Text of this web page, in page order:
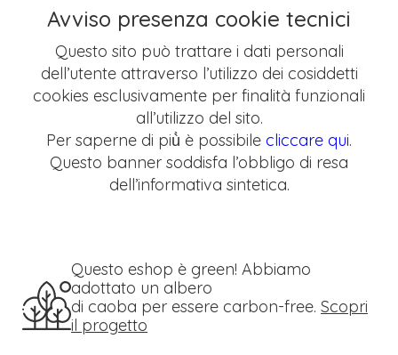
Avviso presenza cookie tecnici
Questo sito può trattare i dati personali
dell’utente attraverso l’utilizzo dei cosiddetti
cookies esclusivamente per finalità funzionali
all’utilizzo del sito.
Per saperne di più̀ è possibile cliccare qui.
Questo banner soddisfa l’obbligo di resa
dell’informativa sintetica.
Questo eshop è green! Abbiamo
adottato un albero
di caoba per essere carbon-free. Scopri
il progetto